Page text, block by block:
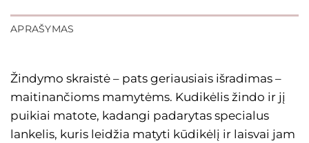
APRAŠYMAS
Žindymo skraistė – pats geriausiais išradimas –
maitinančioms mamytėms. Kudikėlis žindo ir jį
puikiai matote, kadangi padarytas specialus
lankelis, kuris leidžia matyti kūdikėlį ir laisvai jam